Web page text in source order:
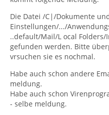
Die Datei /C|/Dokumente
Einstellungen/.../
..default/Mail/L ocal
gefunden werden. Bitte
vrsuchen sie es nochmal.
Habe auch schon andere
meldung.
Habe auch schon
- selbe meldung.